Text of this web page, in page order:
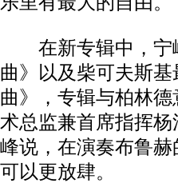
在新专辑中，宁
曲》以及柴可夫斯
曲》，专辑与柏林
术总监兼首席指挥
峰说，在演奏布鲁
可以更放肆。